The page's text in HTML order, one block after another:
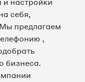
настройки
себя,
предлагаем
,
бизнеса.